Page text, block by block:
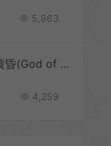
5,963
战神5诸神黄昏(God of War Ragnarök)第三人称动作冒险游戏|下载
4,259